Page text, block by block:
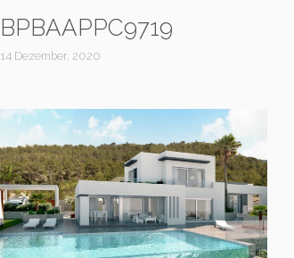
BPBAAPPC9719
14 Dezember, 2020